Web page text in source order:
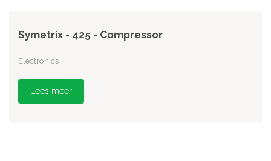
Symetrix - 425 - Compressor
Electronics
Lees meer